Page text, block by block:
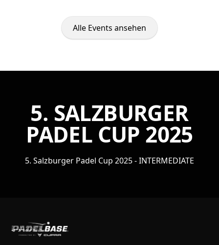
Alle Events ansehen
5. SALZBURGER
PADEL CUP 2025
5. Salzburger Padel Cup 2025 - INTERMEDIATE